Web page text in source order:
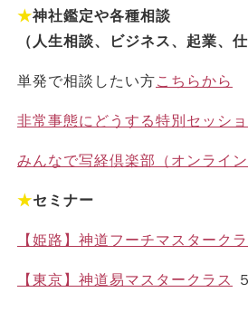
★神社鑑定や各種相談
（人生相談、ビジネス、起業、
単発で相談したい方こちらから
非常事態にどうする特別セッシ
みんなで写経倶楽部（オンライン
★セミナー
【姫路】神道フーチマスターク
【東京】神道易マスタークラス